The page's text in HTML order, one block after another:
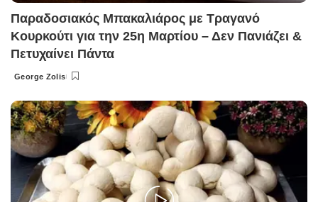
Παραδοσιακός Μπακαλιάρος με Τραγανό
Κουρκούτι για την 25η Μαρτίου – Δεν Πανιάζει &
Πετυχαίνει Πάντα
Posted
George Zolis